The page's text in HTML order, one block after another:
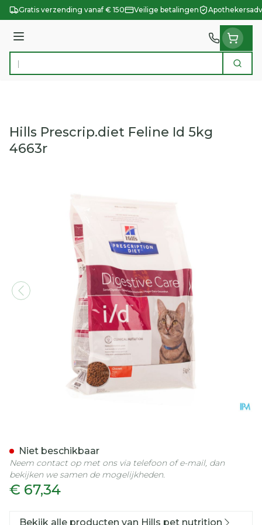
Ga naar de inhoud
Gratis verzending vanaf € 150 Veilige betalingen
Menu
Product, merk, categorie... Zoek
Hills Prescrip.diet Feline Id 5kg
4663r
€ 67,34
Niet beschikbaar
Neem contact op met ons via telefoon of e-mail, dan
bekijken we samen de mogelijkheden.
Bekijk alle producten van Hills pet nutrition